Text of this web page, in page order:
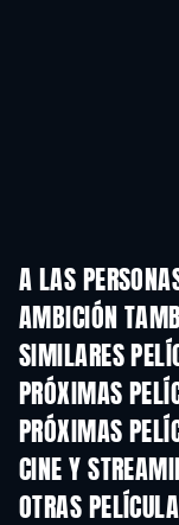
A LAS
AMBICIÓN
SIMILARES
PRÓXIMAS
PRÓXIMAS
CINE Y
OTRAS